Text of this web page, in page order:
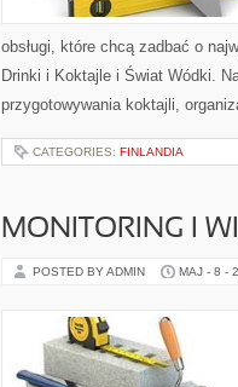
obsługi, które chcą zadbać o
Drinki i Koktajle i Świat Wódki.
przygotowywania koktajli,
CATEGORIES: FINLANDIA
MONITORING I
POSTED BY ADMIN MAJ - 8 -